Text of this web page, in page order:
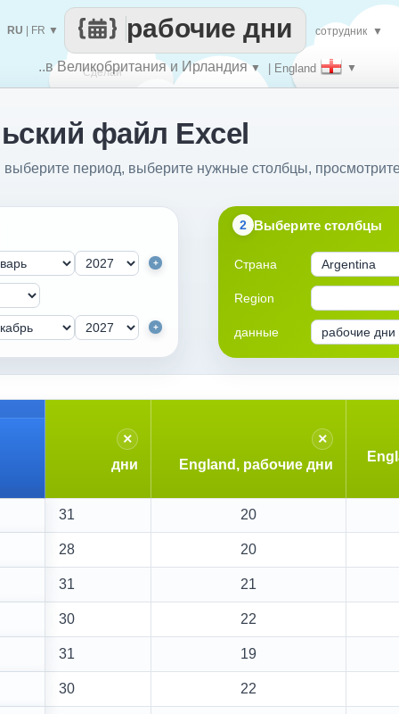
Сделай
каждый
..в Великобритания и Ирландия ▼ | England ▼
рабочие дни
RU FR ▼ сотрудник ▼
файл Excel
период, выберите нужные столбцы, просмотрите
2 Выберите столбцы
Страна
Region
данные
+
+
×
дни
×
England, рабочие дни
31 20
28 20
31 21
30 22
31 19
30 22